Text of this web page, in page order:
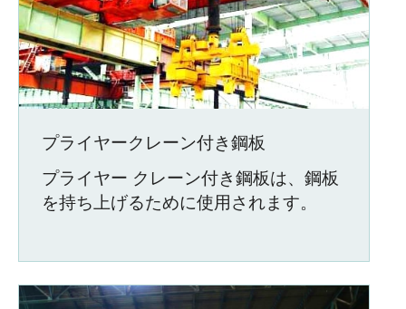
プライヤークレーン付き鋼板
プライヤー クレーン付き鋼板は、鋼板
を持ち上げるために使用されます。